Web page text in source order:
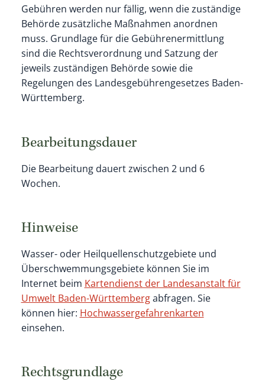
Gebühren werden nur fällig, wenn die zuständige
Behörde zusätzliche Maßnahmen anordnen
muss. Grundlage für die Gebührenermittlung
sind die Rechtsverordnung und Satzung der
jeweils zuständigen Behörde sowie die
Regelungen des Landesgebührengesetzes Baden-
Württemberg.
Bearbeitungsdauer
Die Bearbeitung dauert zwischen 2 und 6
Wochen.
Hinweise
Wasser- oder Heilquellenschutzgebiete und
Überschwemmungsgebiete können Sie im
Internet beim Kartendienst der Landesanstalt für
Umwelt Baden-Württembergabfragen. Sie
können hier: Hochwassergefahrenkarten
einsehen.
Rechtsgrundlage